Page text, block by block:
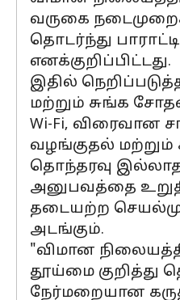
வருகை
தொடர்ந்து
எனக்குறிப்பிட்டது.
இதில்
மற்றும் சுங்க
Wi-Fi, விரைவான
வழங்குதல் மற்றும்
தொந்தரவு
அனுபவத்தை
தடையற்ற
அடங்கும்.
"விமான
தூய்மை குறித்து
நேர்மறையான